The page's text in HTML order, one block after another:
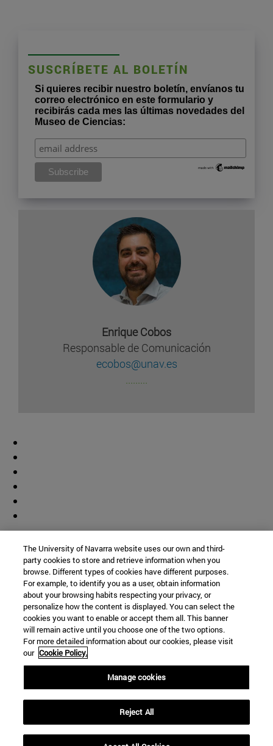
SUSCRÍBETE AL BOLETÍN
Si quieres recibir nuestro boletín, envíanos tu
correo electrónico en este formulario y
recibirás cada mes las últimas novedades del
Museo de Ciencias:
Enrique Cobos
Responsable de Comunicación
ecobos@unav.es
.........
© Universidad de Navarra
Información legal
Accesibilidad
Configuración de cookies
Localizador de campus
The University of Navarra website uses our own and third-
party cookies to store and retrieve information when you
browse. Different types of cookies have different purposes.
For example, to identify you as a user, obtain information
about your browsing habits respecting your privacy, or
personalize how the content is displayed. You can select the
cookies you want to enable or accept them all. This banner
will remain active until you choose one of the two options.
For more detailed information about our cookies, please visit
our Cookie Policy.
Manage cookies
Reject All